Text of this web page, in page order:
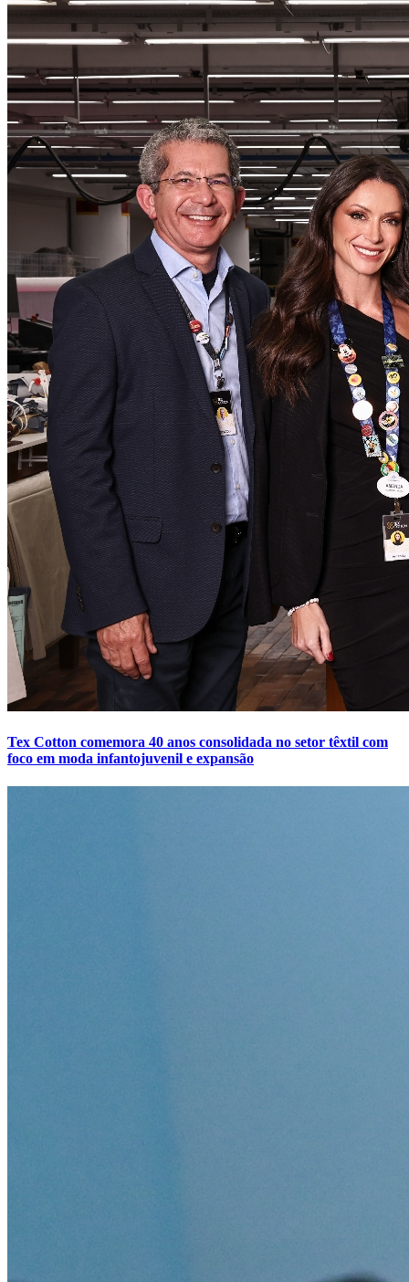
Tex Cotton comemora 40 anos consolidada no setor têxtil com
foco em moda infantojuvenil e expansão